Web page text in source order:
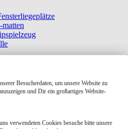
für Katzen
Besucherdaten, um unsere Website zu
und Dir ein großartiges Website-
verwendeten Cookies besuche bitte unsere